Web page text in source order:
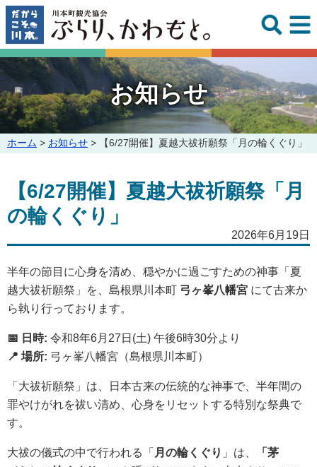
このページの本文へ
お知らせ
こ
の
置:
ホーム > お知らせ > 【6/27開催】夏越大祓祈願祭「月の輪くぐり」
【6/27開催】夏越大祓祈願祭「月
の輪くぐり」
2026年6月19日
半年の節目に心身を清め、穏やかに過ごすための神事「夏
越大祓祈願祭」を、島根県川本町 弓ヶ峯八幡宮 にて古来か
ら執り行っております。
📅 日時: 令和8年6月27日(土) 午後6時30分より
📍 場所: 弓ヶ峯八幡宮（島根県川本町）
「大祓祈願祭」は、日本古来の伝統的な神事で、半年間の
罪やけがれを祓い清め、心身をリセットする特別な祭典で
す。
大祓の儀式の中で行われる「 月の輪くぐり 」は、
「茅